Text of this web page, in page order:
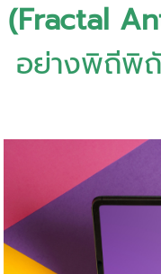
(Fractal
อย่างพิถีพิ